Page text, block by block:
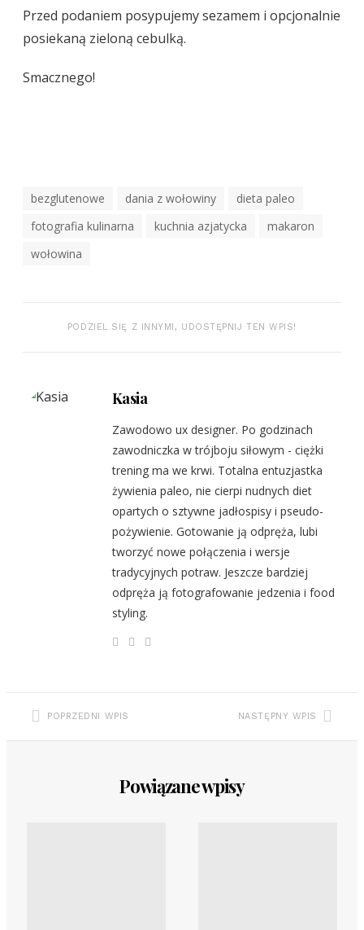
Przed podaniem posypujemy sezamem i opcjonalnie
posiekaną zieloną cebulką.
Smacznego!
Tagi
bezglutenowe dania z wołowiny
dieta paleo
fotografia kulinarna
kuchnia azjatycka
makaron
wołowina
PODZIEL SIĘ Z INNYMI, UDOSTĘPNIJ TEN WPIS!
Kasia
Zawodowo ux designer. Po godzinach
zawodniczka w trójboju siłowym - ciężki
trening ma we krwi. Totalna entuzjastka
żywienia paleo, nie cierpi nudnych diet
opartych o sztywne jadłospisy i pseudo-
pożywienie. Gotowanie ją odpręża, lubi
tworzyć nowe połączenia i wersje
tradycyjnych potraw. Jeszcze bardziej
odpręża ją fotografowanie jedzenia i food
styling.
POPRZEDNI WPIS NASTĘPNY WPIS
Powiązane wpisy